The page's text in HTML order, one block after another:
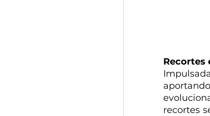
Recortes
recortes